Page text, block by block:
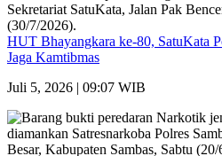
HUT Bhayangkara ke-80, SatuKata
Jaga Kamtibmas
Juli 5, 2026 | 09:07 WIB